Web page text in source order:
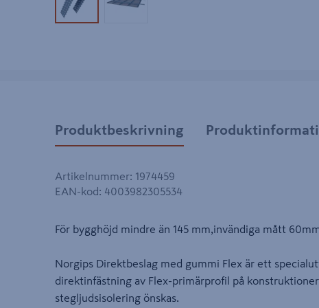
Produktbild 1Produktbild 2
Produktbeskrivning
Artikelnummer: 1974459
EAN-kod: 4003982305534
För bygghöjd mindre än 145 mm,invändiga mått
Norgips Direktbeslag med gummi Flex är ett
direktinfästning av Flex-primärprofil på
stegljudsisolering önskas.